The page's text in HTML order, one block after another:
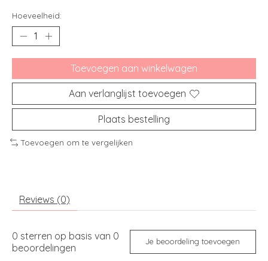
Hoeveelheid:
Toevoegen aan winkelwagen
Aan verlanglijst toevoegen
Plaats bestelling
Toevoegen om te vergelijken
Reviews (0)
0 sterren op basis van 0
beoordelingen
Je beoordeling toevoegen